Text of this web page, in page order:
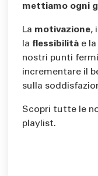
mettiamo ogni
La motivazione, il
la flessibilità e la
nostri punti
incrementare il
sulla
Scopri tutte le
playlist.